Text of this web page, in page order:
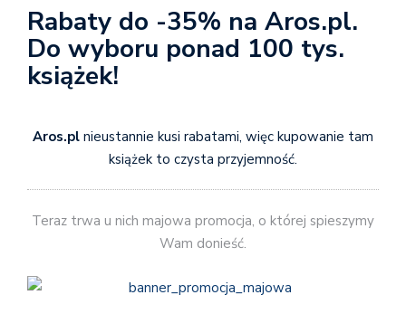
Rabaty do -35% na Aros.pl.
Do wyboru ponad 100 tys.
książek!
Aros.pl nieustannie kusi rabatami, więc kupowanie tam
książek to czysta przyjemność.
Teraz trwa u nich majowa promocja, o której spieszymy
Wam donieść.